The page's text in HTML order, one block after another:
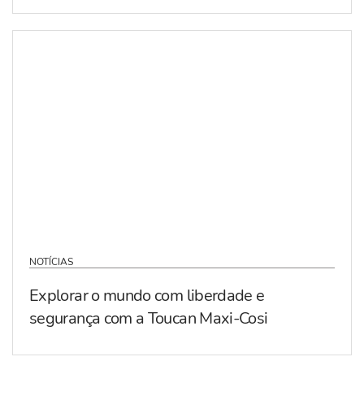
NOTÍCIAS
Explorar o mundo com liberdade e
segurança com a Toucan Maxi-Cosi